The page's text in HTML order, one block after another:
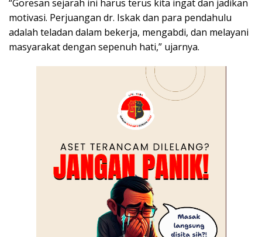
“Goresan sejarah ini harus terus kita ingat dan jadikan
motivasi. Perjuangan dr. Iskak dan para pendahulu
adalah teladan dalam bekerja, mengabdi, dan melayani
masyarakat dengan sepenuh hati,” ujarnya.